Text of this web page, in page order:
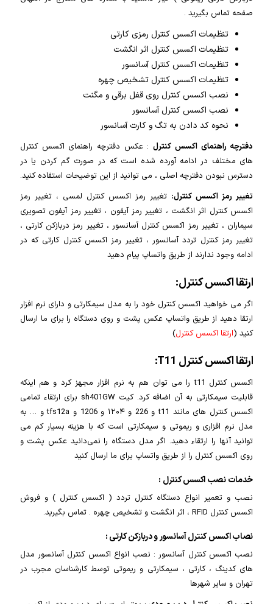
صفحه تماس بگیرید .
تنظیمات اکسس کنترل رمزی کارتی
تنظیمات اکسس کنترل اثر انگشت
تنظیمات اکسس کنترل آسانسور
تنظیمات اکسس کنترل تشخیص چهره
نصب اکسس کنترل روی قفل برقی و مگنت
نصب اکسس کنترل آسانسور
نحوه کد دادن به تگ و کارت آسانسور
دفترچه راهنمای اکسس کنترل: عکس دفترچه راهنمای اکسس کنترل
های مختلف در ادامه آورده شده است که در صورت گم کردن یا در
دسترس نبودن دفترچه اصلی ، می توانید از این توضیحات استفاده کنید.
تغییر رمز اکسس کنترل: تغییر رمز اکسس کنترل لمسی ، تغییر رمز
اکسس کنترل اثر انگشت ، تغییر رمز آیفون ، تغییر رمز آیفون تصویری
سیماران ، تغییر رمز اکسس کنترل آسانسور ، تغییر رمز دربازکن کارتی ،
تغییر رمز کنترل تردد آسانسور ، تغییر رمز اکسس کنترل کارتی که در
ادامه وجود ندارند از طریق واتساپ پیام دهید
ارتقا اکسس کنترل:
اگر می خواهید اکسس کنترل خود را به مدل سیمکارتی و دارای نرم افزار
ارتقا دهید از طریق واتساپ عکس پشت و روی دستگاه را برای ما ارسال
کنید (ارتقا اکسس کنترل)
ارتقا اکسس کنترل T11:
اکسس کنترل t11 را می توان هم به نرم افزار مجهز کرد و هم اینکه
قابلیت سیمکارتی به آن اضافه کرد. کیت sh401GW برای ارتقاء تمامی
اکسس کنترل های مانند t11 و 226 و ۱۲۰۴ و 1206 و tfs12a و … به
مدل نرم افزاری و ریموتی و سیمکارتی است که با هزینه بسیار کم می
توانید آنها را ارتقاء دهید. اگر مدل دستگاه را نمی‌دانید عکس پشت و
روی اکسس کنترل را از طریق واتساپ برای ما ارسال کنید
خدمات نصب اکسس کنترل :
نصب و تعمیر انواع دستگاه کنترل تردد ( اکسس کنترل ) و فروش
اکسس کنترل RFID ، اثر انگشت و تشخیص چهره . تماس بگیرید.
نصاب اکسس کنترل آسانسور و دربازکن کارتی :
نصب اکسس کنترل آسانسور : نصب انواع اکسس کنترل آسانسور مدل
های کدینگ ، کارتی ، سیمکارتی و ریموتی توسط کارشناسان مجرب در
تهران و سایر شهرها